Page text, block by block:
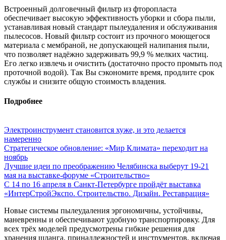
Встроенный долговечный фильтр из фторопласта
обеспечивает высокую эффективность уборки и сбора пыли,
устанавливая новый стандарт пылеудаления и обслуживания
пылесосов. Новый фильтр состоит из прочного моющегося
материала с мембраной, не допускающей налипания пыли,
что позволяет надёжно задерживать 99,9 % мелких частиц.
Его легко извлечь и очистить (достаточно просто промыть под
проточной водой). Так Вы сэкономите время, продлите срок
службы и снизите общую стоимость владения.
Подробнее
Электроинструмент становится хуже, и это делается
намеренно
Стратегическое обновление: «Мир Климата» переходит на
ноябрь
Лучшие идеи по преображению Челябинска выберут 19-21
мая на выставке-форуме «Строительство»
С 14 по 16 апреля в Санкт-Петербурге пройдёт выставка
«ИнтерСтройЭкспо. Строительство. Дизайн. Реставрация»
Новые системы пылеудаления эргономичны, устойчивы,
маневренны и обеспечивают удобную транспортировку. Для
всех трёх моделей предусмотрены гибкие решения для
хранения шланга, принадлежностей и инструментов, включая